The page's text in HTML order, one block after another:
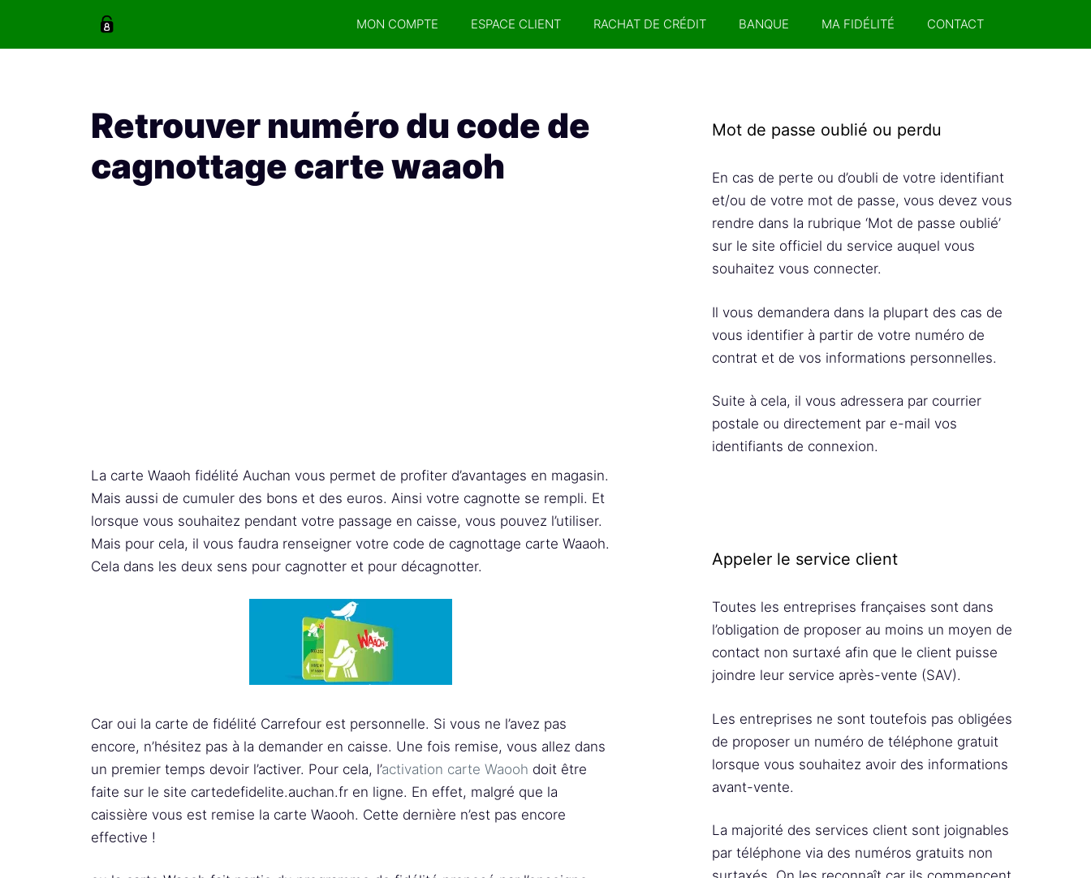
MON COMPTE ESPACE CLIENT RACHAT DE CRÉDIT BANQUE MA FIDÉLITÉ CONTACT
Retrouver numéro du code de
cagnottage carte waaoh
La carte Waaoh fidélité Auchan vous permet de profiter d’avantages en magasin.
Mais aussi de cumuler des bons et des euros. Ainsi votre cagnotte se rempli. Et
lorsque vous souhaitez pendant votre passage en caisse, vous pouvez l’utiliser.
Mais pour cela, il vous faudra renseigner votre code de cagnottage carte Waaoh.
Cela dans les deux sens pour cagnotter et pour décagnotter.
Car oui la carte de fidélité Carrefour est personnelle. Si vous ne l’avez pas
encore, n’hésitez pas à la demander en caisse. Une fois remise, vous allez dans
un premier temps devoir l’activer. Pour cela, l’activation carte Waooh doit être
faite sur le site cartedefidelite.auchan.fr en ligne. En effet, malgré que la
caissière vous est remise la carte Waooh. Cette dernière n’est pas encore
effective !
Mot de passe oublié ou perdu
En cas de perte ou d’oubli de votre identifiant
et/ou de votre mot de passe, vous devez vous
rendre dans la rubrique ‘Mot de passe oublié’
sur le site officiel du service auquel vous
souhaitez vous connecter.
Il vous demandera dans la plupart des cas de
vous identifier à partir de votre numéro de
contrat et de vos informations personnelles.
Suite à cela, il vous adressera par courrier
postale ou directement par e-mail vos
identifiants de connexion.
Appeler le service client
Toutes les entreprises françaises sont dans
l’obligation de proposer au moins un moyen de
contact non surtaxé afin que le client puisse
joindre leur service après-vente (SAV).
Les entreprises ne sont toutefois pas obligées
de proposer un numéro de téléphone gratuit
lorsque vous souhaitez avoir des informations
avant-vente.
La majorité des services client sont joignables
par téléphone via des numéros gratuits non